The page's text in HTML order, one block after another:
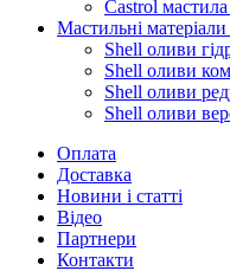
Castrol мастила
Мастильні
Shell оливи
Shell оливи
Shell оливи
Shell оливи
Оплата
Доставка
Новини і статті
Відео
Партнери
Контакти